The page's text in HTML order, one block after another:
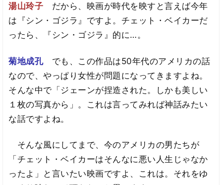
湯山玲子 だから、映画が時代を映すと言えば今年
は『シン・ゴジラ』ですよ。チェット・ベイカーだ
ったら、『シン・ゴジラ』的に…。
菊地成孔 でも、この作品は50年代のアメリカの話
なので、やっぱり女性が問題になってきますよね。
そんな中で「ジェーンが捏造された。しかも美しい
１枚の写真から」。これは言ってみれば神話みたい
な話ですよね。
そんな風にしてまで、今のアメリカの男たちが
「チェット・ベイカーはそんなに悪い人生じゃなか
ったよ」と言いたい映画ですよ、これは。それをゆ